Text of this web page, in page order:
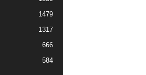
1479
1317
666
584